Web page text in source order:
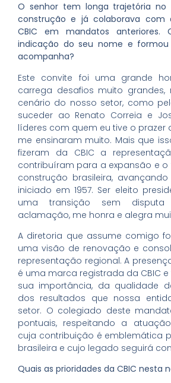
O senhor tem longa trajetória no
construção e já colaborava com
CBIC em mandatos anteriores.
indicação do seu nome e
acompanha?
Este convite foi uma grande
carrega desafios muito
cenário do nosso setor, como
suceder ao Renato Correia e
líderes com quem eu tive o prazer
me ensinaram muito. Mais que
fizeram da CBIC a
contribuíram para a expansão e
construção brasileira,
iniciado em 1957. Ser eleito
uma transição sem
aclamação, me honra e alegra
A diretoria que assume comigo
uma visão de renovação e
representação regional. A
é uma marca registrada da CBIC
sua importância, da qualidade
dos resultados que nossa
setor. O colegiado deste
pontuais, respeitando a
cuja contribuição é emblemática
brasileira e cujo legado seguirá
Quais as prioridades da CBIC nesta